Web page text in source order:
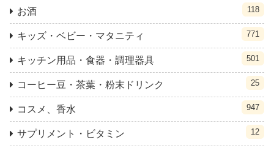
お酒 118
キッズ・ベビー・マタニティ 771
キッチン用品・食器・調理器具 501
コーヒー豆・茶葉・粉末ドリンク 25
コスメ、香水 947
サプリメント・ビタミン 12